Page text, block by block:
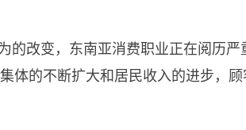
改变，东南亚消费职业正在阅历
体的不断扩大和居民收入的进步，